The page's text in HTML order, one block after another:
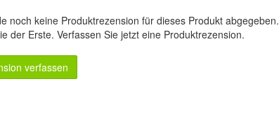
noch keine Produktrezension für dieses Produkt abgegeben.
der Erste. Verfassen Sie jetzt eine Produktrezension.
verfassen